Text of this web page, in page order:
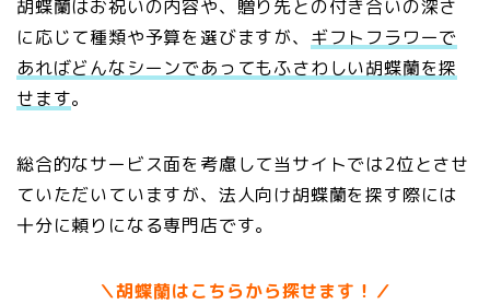
胡蝶蘭はお祝いの内容や、贈り先との付き合いの深さ
に応じて種類や予算を選びますが、 ギフトフラワーで
あればどんなシーンであってもふさわしい胡蝶蘭を探
せます。
総合的なサービス面を考慮して当サイトでは2位とさせ
ていただいていますが、法人向け胡蝶蘭を探す際には
十分に頼りになる専門店です。
＼胡蝶蘭はこちらから探せます！／